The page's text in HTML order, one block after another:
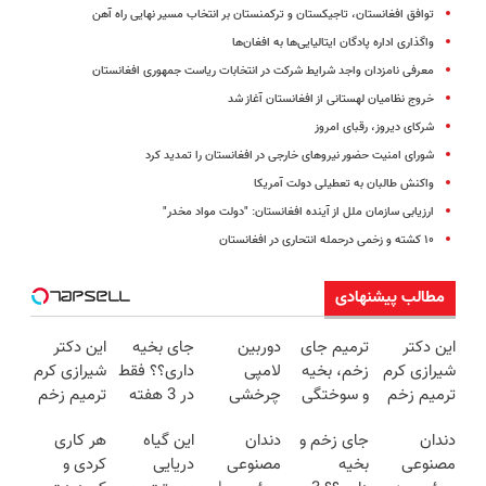
توافق افغانستان، تاجیکستان و ترکمنستان بر انتخاب مسیر نهایی راه آهن
واگذاری اداره پادگان ایتالیایی‌ها به افغان‌ها
معرفی نامزدان واجد شرایط شرکت در انتخابات ریاست جمهوری افغانستان
خروج نظامیان لهستانی از افغانستان آغاز شد
شرکای دیروز، رقبای امروز
شورای امنیت حضور نیروهای خارجی در افغانستان را تمدید کرد
واکنش طالبان به تعطیلی دولت آمریکا
ارزیابی سازمان ملل از آینده افغانستان: "دولت مواد مخدر"
۱۰ کشته و زخمی درحمله انتحاری در افغانستان
مطالب پیشنهادی
این دکتر
شیرازی کرم
ترمیم زخم
ساخت!!!
ترمیم جای
زخم، بخیه
و سوختگی
هفته!!😍
دوربین
لامپی
چرخشی
فقط امروز
حراج شد🔥
جای بخیه
داری؟؟ فقط
در 3 هفته
کن!😍
این دکتر
شیرازی کرم
ترمیم زخم
ساخت!!!
دندان
مصنوعی
جای زخم و
بخیه
دندان
مصنوعی
این گیاه
دریایی
هر کاری
کردی و